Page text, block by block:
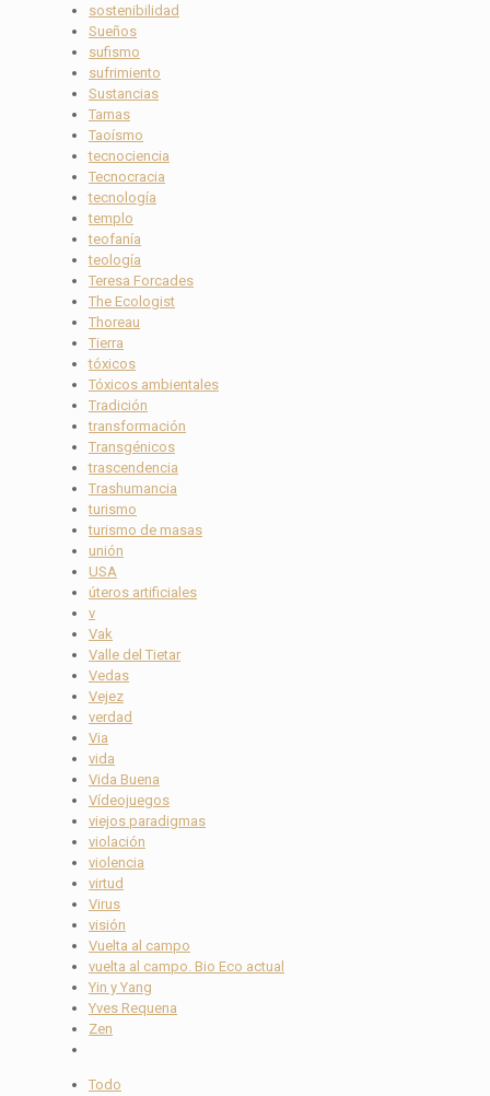
sostenibilidad
Sueños
sufismo
sufrimiento
Sustancias
Tamas
Taoísmo
tecnociencia
Tecnocracia
tecnología
templo
teofanía
teología
Teresa Forcades
The Ecologist
Thoreau
Tierra
tóxicos
Tóxicos ambientales
Tradición
transformación
Transgénicos
trascendencia
Trashumancia
turismo
turismo de masas
unión
USA
úteros artificiales
v
Vak
Valle del Tietar
Vedas
Vejez
verdad
Via
vida
Vida Buena
Vídeojuegos
viejos paradigmas
violación
violencia
virtud
Virus
visión
Vuelta al campo
vuelta al campo. Bio Eco actual
Yin y Yang
Yves Requena
Zen
Todo